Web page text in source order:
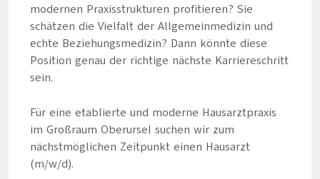
modernen Praxisstrukturen profitieren? Sie
schätzen die Vielfalt der Allgemeinmedizin und
echte Beziehungsmedizin? Dann könnte diese
Position genau der richtige nächste Karriereschritt
sein.
Für eine etablierte und moderne Hausarztpraxis
im Großraum Oberursel suchen wir zum
nächstmöglichen Zeitpunkt einen Hausarzt
(m/w/d).